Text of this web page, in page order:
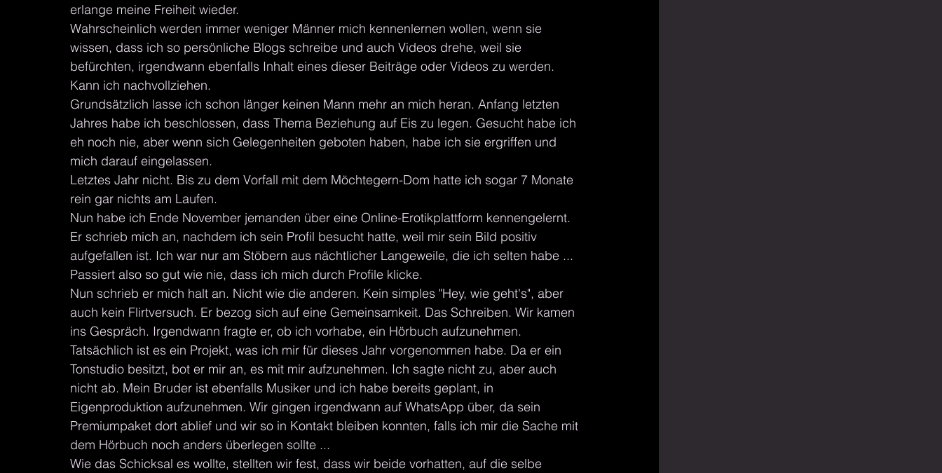
erlange meine Freiheit wieder.
Wahrscheinlich werden immer weniger Männer mich kennenlernen wollen, wenn sie
wissen, dass ich so persönliche Blogs schreibe und auch Videos drehe, weil sie
befürchten, irgendwann ebenfalls Inhalt eines dieser Beiträge oder Videos zu werden.
Kann ich nachvollziehen.
Grundsätzlich lasse ich schon länger keinen Mann mehr an mich heran. Anfang letzten
Jahres habe ich beschlossen, dass Thema Beziehung auf Eis zu legen. Gesucht habe ich
eh noch nie, aber wenn sich Gelegenheiten geboten haben, habe ich sie ergriffen und
mich darauf eingelassen.
Letztes Jahr nicht. Bis zu dem Vorfall mit dem Möchtegern-Dom hatte ich sogar 7 Monate
rein gar nichts am Laufen.
Nun habe ich Ende November jemanden über eine Online-Erotikplattform kennengelernt.
Er schrieb mich an, nachdem ich sein Profil besucht hatte, weil mir sein Bild positiv
aufgefallen ist. Ich war nur am Stöbern aus nächtlicher Langeweile, die ich selten habe ...
Passiert also so gut wie nie, dass ich mich durch Profile klicke.
Nun schrieb er mich halt an. Nicht wie die anderen. Kein simples "Hey, wie geht's", aber
auch kein Flirtversuch. Er bezog sich auf eine Gemeinsamkeit. Das Schreiben. Wir kamen
ins Gespräch. Irgendwann fragte er, ob ich vorhabe, ein Hörbuch aufzunehmen.
Tatsächlich ist es ein Projekt, was ich mir für dieses Jahr vorgenommen habe. Da er ein
Tonstudio besitzt, bot er mir an, es mit mir aufzunehmen. Ich sagte nicht zu, aber auch
nicht ab. Mein Bruder ist ebenfalls Musiker und ich habe bereits geplant, in
Eigenproduktion aufzunehmen. Wir gingen irgendwann auf WhatsApp über, da sein
Premiumpaket dort ablief und wir so in Kontakt bleiben konnten, falls ich mir die Sache mit
dem Hörbuch noch anders überlegen sollte ...
Wie das Schicksal es wollte, stellten wir fest, dass wir beide vorhatten, auf die selbe